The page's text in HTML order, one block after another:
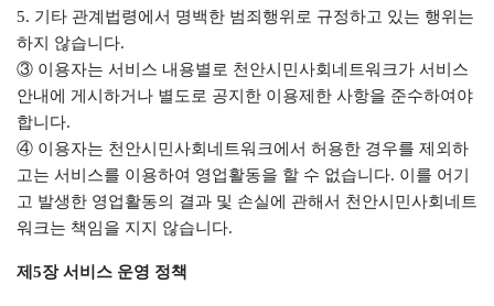
5. 기타 관계법령에서 명백한 범죄행위로 규정하고 있는 행위는
하지 않습니다.
③ 이용자는 서비스 내용별로 천안시민사회네트워크가 서비스
안내에 게시하거나 별도로 공지한 이용제한 사항을 준수하여야
합니다.
④ 이용자는 천안시민사회네트워크에서 허용한 경우를 제외하
고는 서비스를 이용하여 영업활동을 할 수 없습니다. 이를 어기
고 발생한 영업활동의 결과 및 손실에 관해서 천안시민사회네트
워크는 책임을 지지 않습니다.
제5장 서비스 운영 정책